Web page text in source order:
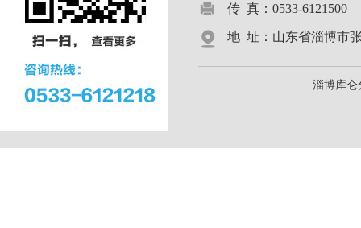
传 真：0533-6121500
地 址：山东省淄博市
淄博库